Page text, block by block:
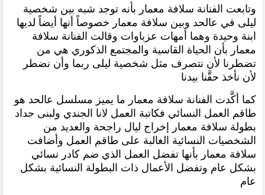
وتابعت الفنانة سلافة معمار بأنه توجد شبه بين شخصية
ليلى في عالحد وبين سلافة معمار خصوصاً أنها أيضاً لديها
ابنة وحيدة وهما أمهات عزباوات وقالت الفنانة سلافة
معمار بأن الحياة القاسية والمجتمع الذكوري هي من
تضطرنا لأن نتصرف مثل شخصية ليلى ربما وأن نضطر
لأن نأخذ حقَّنا بيدنا
كما أكَّدت الفنانة سلافة معمار ما يميز مسلسل عالحد هو
طاقم العمل النسائي فكاتبة العمل لانا الجندي ولبنى حداد
بطولة سلافة معمار إخراج ليال راجحة والعديد من
الشخصيات النسائية الغالبة على طاقم العمل وأضافت
سلافة معمار بأنها تفضل العمل الذي ضم كادر نسائي
بشكل عام وتفضل الأعمال ذات البطولة النسائية بشكل
عام